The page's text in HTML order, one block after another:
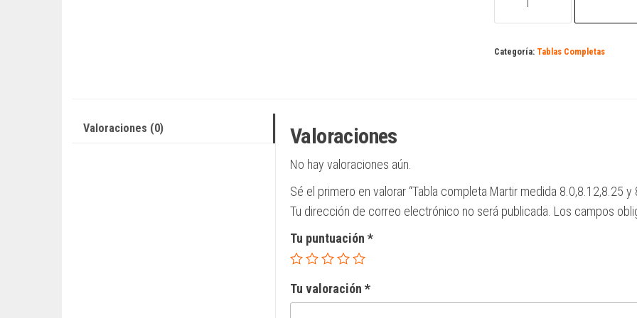
completa
medida
Categoría: Tablas Completas
Valoraciones (0) Valoraciones
No hay valoraciones aún.
Sé el primero en valorar “Tabla completa Martir medida 8.0,8.12,8.25 y
Tu dirección de correo electrónico no será publicada. Los campos
Tu puntuación *
Tu valoración *